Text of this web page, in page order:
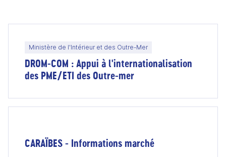
Ministère de l'Intérieur et des Outre-Mer
DROM-COM : Appui à l'internationalisation
des PME/ETI des Outre-mer
CARAÏBES - Informations marché